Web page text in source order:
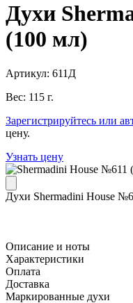
Духи
(100 мл)
Артикул: 611Д
Вес: 115 г.
Зарегистрируйтесь или
цену.
Узнать цену
Духи Shermadini House
Описание и ноты
Характеристики
Оплата
Доставка
Маркированные духи